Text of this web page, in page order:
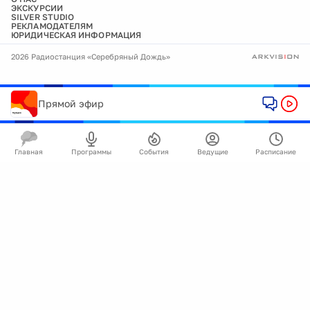
ЭКСКУРСИИ
SILVER STUDIO
РЕКЛАМОДАТЕЛЯМ
ЮРИДИЧЕСКАЯ ИНФОРМАЦИЯ
2026 Радиостанция «Серебряный Дождь»
Прямой эфир
Главная Программы События Ведущие Расписание